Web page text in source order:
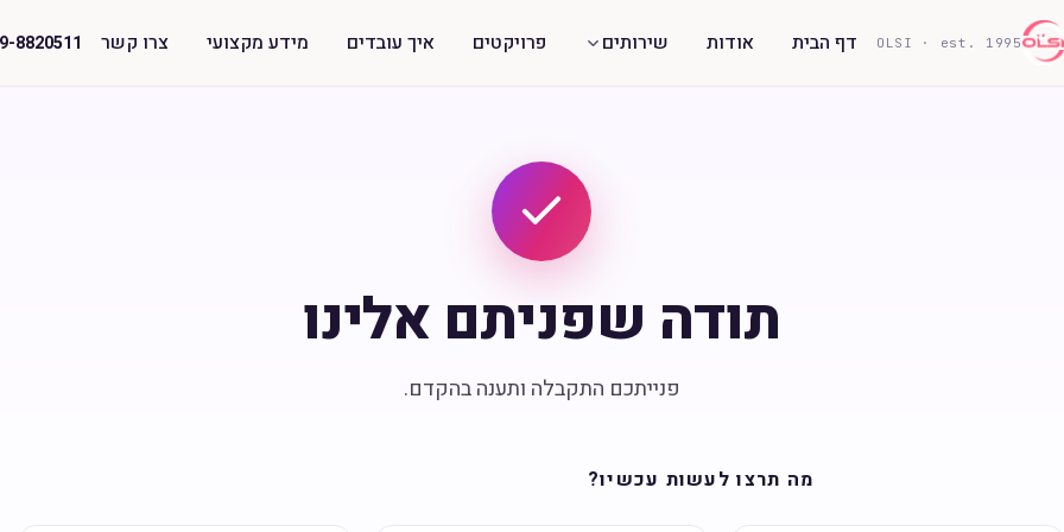
OLSI · est. 1995 דף הבית אודות שירותים פרויקטים איך עובדים מידע מקצועי צרו קשר 8820511
תודה שפניתם אלינו
פנייתכם התקבלה ותענה בהקדם.
מה תרצו לעשות עכשיו?